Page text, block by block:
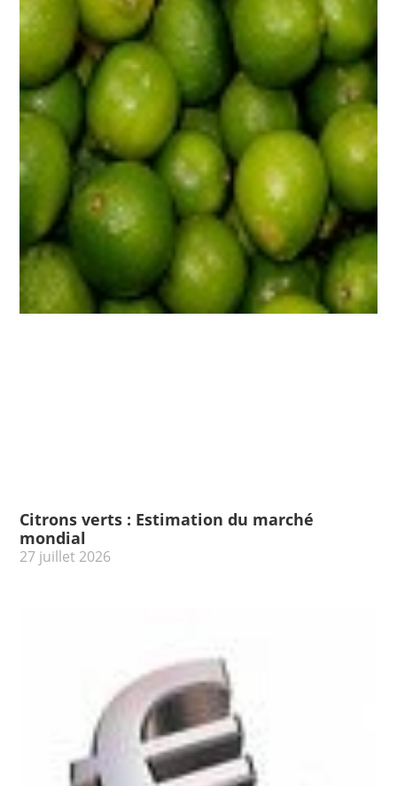
Citrons verts : Estimation du marché
mondial
27 juillet 2026